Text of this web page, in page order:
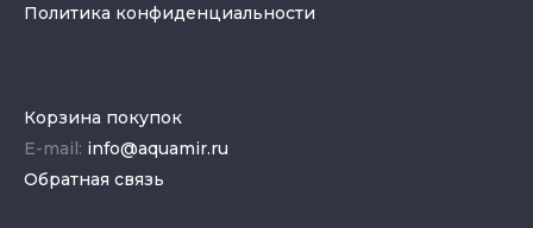
Политика конфиденциальности
Корзина покупок
E-mail: info@aquamir.ru
Обратная связь